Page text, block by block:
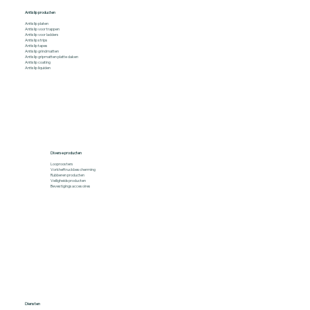
Antislip producten
Antislip platen
Antislip voor trappen
Antislip voor ladders
Antislip strips
Antislip tapes
Antislip grindmatten
Antislip gripmatten platte daken
Antislip coating
Antislip liquiden
Diverse producten
Looproosters
Vorkheftruckbescherming
Rubberen producten
Veiligheidsproducten
Bevestigingsaccesoires
Diensten